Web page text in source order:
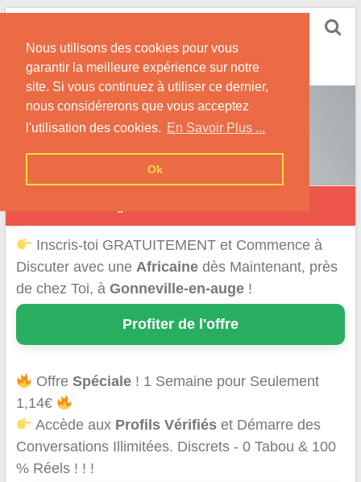
Nous utilisons des cookies pour vous
garantir la meilleure expérience sur notre
site. Si vous continuez à utiliser ce dernier,
nous considérerons que vous acceptez
l'utilisation des cookies. En Savoir Plus ...
Ok
Skip
content
Conseils et Infos pour la Rencontre d'une Belle
Africaine !
Inscris-toi GRATUITEMENT et Commence à
Discuter avec une Africainedès Maintenant, près
de chez Toi, à Gonneville-en-auge!
Profiter de l'offre
OffreSpéciale ! 1 Semaine pour Seulement
1,14€
Accède aux Profils Vérifiés et Démarre des
Conversations Illimitées. Discrets - 0 Tabou & 100
% Réels ! ! !